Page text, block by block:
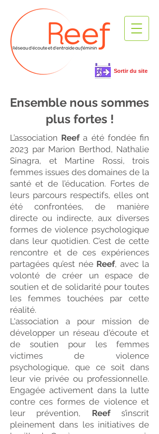
Sortir du site
Ensemble nous sommes
plus fortes !
L’association Reefa été fondée fin
2023 par Marion Berthod, Nathalie
Sinagra, et Martine Rossi, trois
femmes issues des domaines de la
santé et de l’éducation. Fortes de
leurs parcours respectifs, elles ont
été confrontées, de manière
directe ou indirecte, aux diverses
formes de violence psychologique
dans leur quotidien. C’est de cette
rencontre et de ces expériences
partagées qu’est née Reef, avec la
volonté de créer un espace de
soutien et de solidarité pour toutes
les femmes touchées par cette
réalité.
L'association a pour mission de
développer un réseau d'écoute et
de soutien pour les femmes
victimes de violence
psychologique, que ce soit dans
leur vie privée ou professionnelle.
Engagée activement dans la lutte
contre ces formes de violence et
leur prévention, Reefs’inscrit
pleinement dans les initiatives de